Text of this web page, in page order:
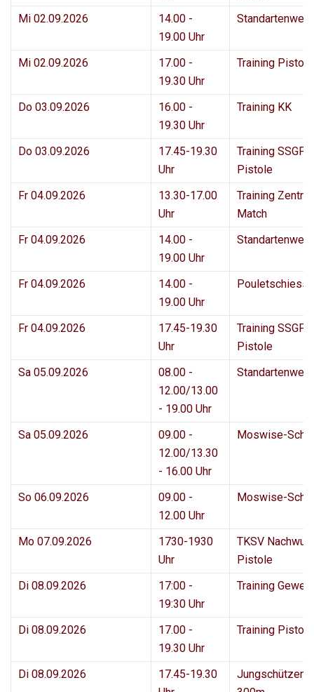
Mi 02.09.2026
14.00 -
19.00 Uhr
Mi 02.09.2026
17.00 -
19.30 Uhr
Training
Do 03.09.2026
16.00 -
19.30 Uhr
Training KK
Do 03.09.2026
17.45-19.30
Uhr
Training SSGF
Pistole
Fr 04.09.2026
13.30-17.00
Uhr
Training
Match
Fr 04.09.2026
14.00 -
19.00 Uhr
Fr 04.09.2026
14.00 -
19.00 Uhr
Fr 04.09.2026
17.45-19.30
Uhr
Training SSGF
Pistole
Sa 05.09.2026
08.00 -
12.00/13.00
- 19.00 Uhr
Sa 05.09.2026
09.00 -
12.00/13.30
- 16.00 Uhr
Moswise-
So 06.09.2026
09.00 -
12.00 Uhr
Moswise-
Mo 07.09.2026
1730-1930
Uhr
TKSV
Pistole
Di 08.09.2026
17:00 -
19:30 Uhr
Training
Di 08.09.2026
17.00 -
19.30 Uhr
Training
Di 08.09.2026
17.45-19.30